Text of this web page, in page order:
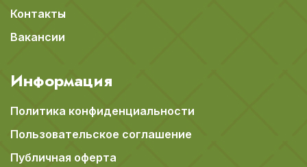
Контакты
Вакансии
Информация
Политика конфиденциальности
Пользовательское соглашение
Публичная оферта